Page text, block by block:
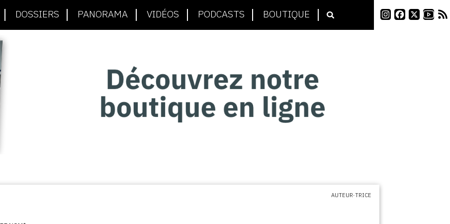
DOSSIERS PANORAMA VIDÉOS PODCASTS BOUTIQUE
AUTEUR·TRICE